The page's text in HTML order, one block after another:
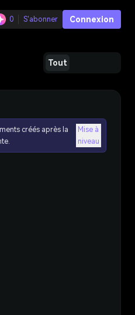
0 S'abonner Connexion
Tout
créés après la
Mise à
niveau